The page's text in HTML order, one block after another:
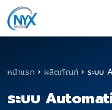
หน้าแรก › ผลิตภัณฑ์ › ระบบ
ระบบ